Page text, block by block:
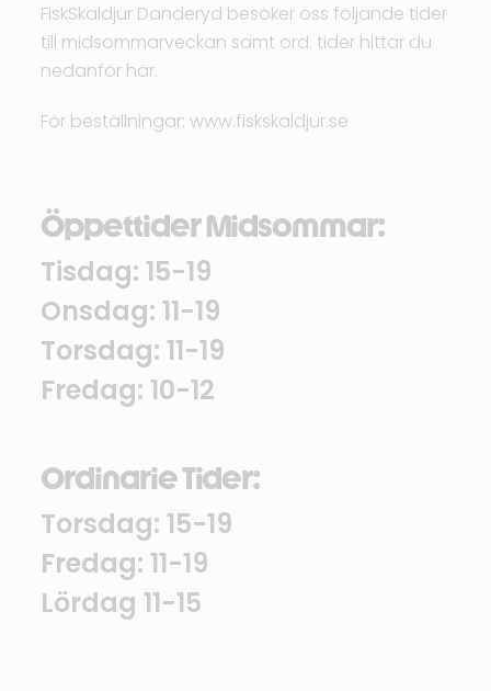
FiskSkaldjur Danderyd besöker oss följande tider
till midsommarveckan samt ord. tider hittar du
nedanför här.
För beställningar:www.fiskskaldjur.se
Öppettider Midsommar:
Tisdag: 15-19
Onsdag: 11-19
Torsdag: 11-19
Fredag: 10-12
Ordinarie Tider:
Torsdag: 15-19
Fredag: 11-19
Lördag 11-15